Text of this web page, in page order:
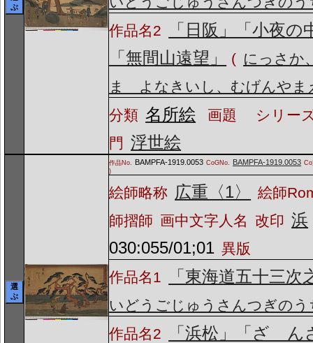
ぶ
作品名2
「日阪」「小夜の
「無間山遠望」
( にっさか
ま よなきいし、むげんやま
分類 名所絵 画題
シリー
門 浮世絵
選
ぶ
作品No. BAMPFA-1919.0053 CoGNo. BAMPFA-1919.0053
)
絵師略称 広重〈1〉
絵師
師摺師 画中文字人名 改印 浜
030:055/01;01 異版
作品名1
「東海道五十三次
いどうごじゅうさんつぎのう
作品名2
「浜松」「ざゝん